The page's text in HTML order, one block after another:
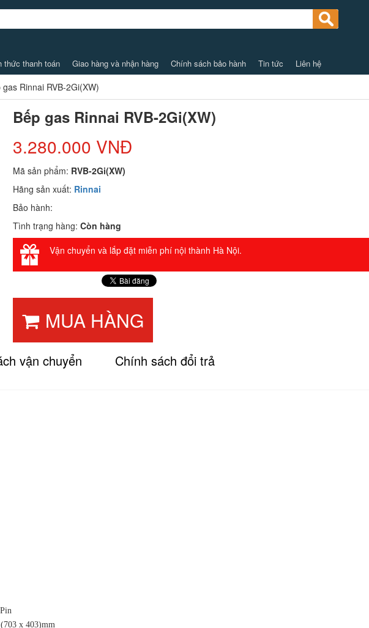
thức thanh toán Giao hàng và nhận hàng Chính sách bảo hành Tin tức Liên hệ
gas Rinnai RVB-2Gi(XW)
Bếp gas Rinnai RVB-2Gi(XW)
3.280.000 VNĐ
Mã sản phẩm: RVB-2Gi(XW)
Hãng sản xuất: Rinnai
Bảo hành:
Tình trạng hàng:Còn hàng
Vận chuyển và lắp đặt miễn phí nội thành Hà Nội.
MUA HÀNG
vận chuyển Chính sách đổi trả
x 403)mm